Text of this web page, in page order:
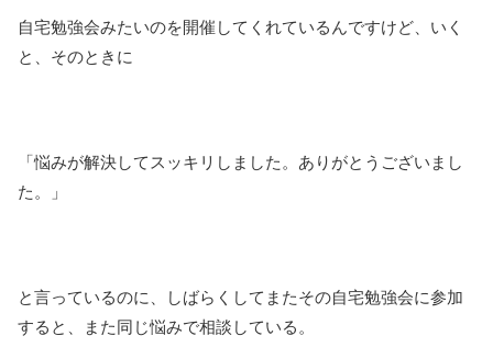
自宅勉強会みたいのを開催してくれているんですけど、いく
と、そのときに
「悩みが解決してスッキリしました。ありがとうございまし
た。」
と言っているのに、しばらくしてまたその自宅勉強会に参加
すると、また同じ悩みで相談している。